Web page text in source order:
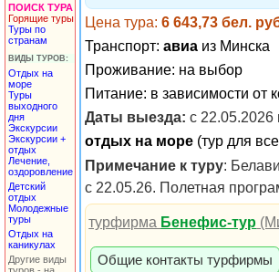
ПОИСК ТУРА
Горящие туры
Туры по
странам
ВИДЫ ТУРОВ:
Отдых на
море
Туры
выходного
дня
Экскурсии
Экскурсии +
отдых
Лечение,
оздоровление
Детский
отдых
Молодежные
туры
Отдых на
каникулах
Другие виды
Цена тура: 6 643,73 бел.
Транспорт: авиа из Минска
Проживание: на выбор
Питание: в зависимости от
Даты выезда: с 22.05.2026
отдых на море (тур для
Примечание к туру:
с 22.05.26. Полетная
турфирма Бенефис-тур
Общие контакты турфирмы